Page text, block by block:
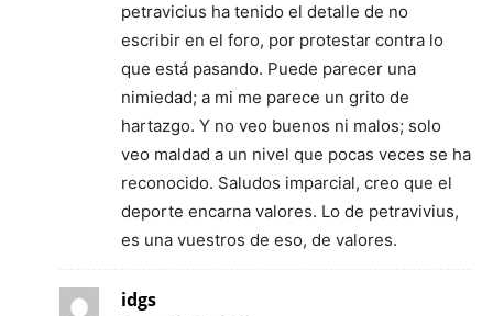
petravicius ha tenido el detalle de no
escribir en el foro, por protestar contra lo
que está pasando. Puede parecer una
nimiedad; a mi me parece un grito de
hartazgo. Y no veo buenos ni malos; solo
veo maldad a un nivel que pocas veces se ha
reconocido. Saludos imparcial, creo que el
deporte encarna valores. Lo de petravivius,
es una vuestros de eso, de valores.
idgs